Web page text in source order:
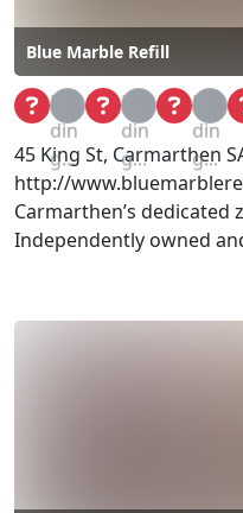
Blue Marble Refill
Loa
din
g...
Loa
din
g...
Loa
din
g...
45 King St, Carmarthen
http://
Carmarthen’s dedicated
Independently owned